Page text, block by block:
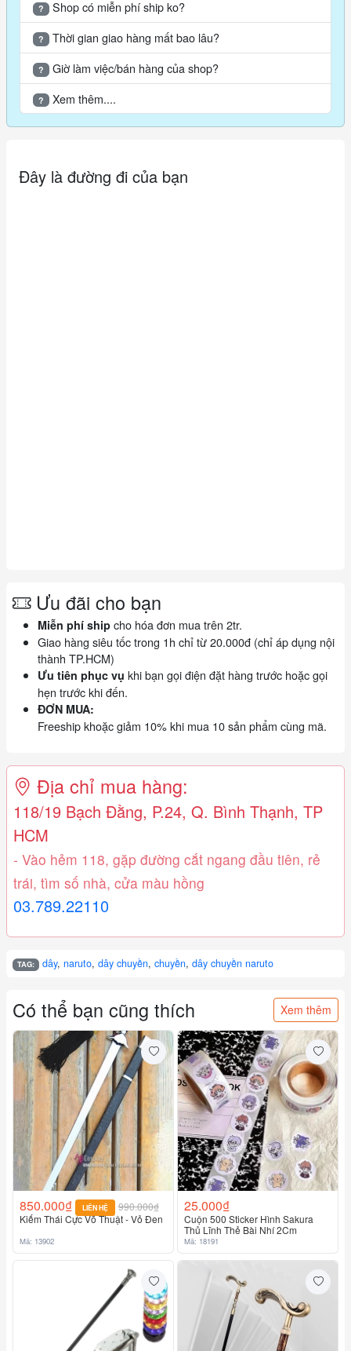
? Shop có miễn phí ship ko?
? Thời gian giao hàng mất bao lâu?
? Giờ làm việc/bán hàng của shop?
? Xem thêm....
Đây là đường đi của bạn
Ưu đãi cho bạn
Miễn phí ship cho hóa đơn mua trên 2tr.
Giao hàng siêu tốc trong 1h chỉ từ 20.000đ (chỉ áp dụng nội
thành TP.HCM)
Ưu tiên phục vụ khi bạn gọi điện đặt hàng trước hoặc gọi
hẹn trước khi đến.
ĐƠN MUA:
Freeship khoặc giảm 10% khi mua 10 sản phẩm cùng mã.
Địa chỉ mua hàng:
118/19 Bạch Đằng, P.24, Q. Bình Thạnh, TP
HCM
- Vào hẻm 118, gặp đường cắt ngang đầu tiên, rẻ
trái, tìm số nhà, cửa màu hồng
03.789.22110
TAG: dây,naruto,dây chuyền,chuyền,dây chuyền naruto
Có thể bạn cũng thích Xem thêm
850.000₫ LIÊN HỆ
990.000₫
Kiếm Thái Cực Võ Thuật - Vỏ Đen
Mã: 13902
25.000₫
Cuộn 500 Sticker Hình Sakura
Thủ Lĩnh Thẻ Bài Nhí 2Cm
Mã: 18191